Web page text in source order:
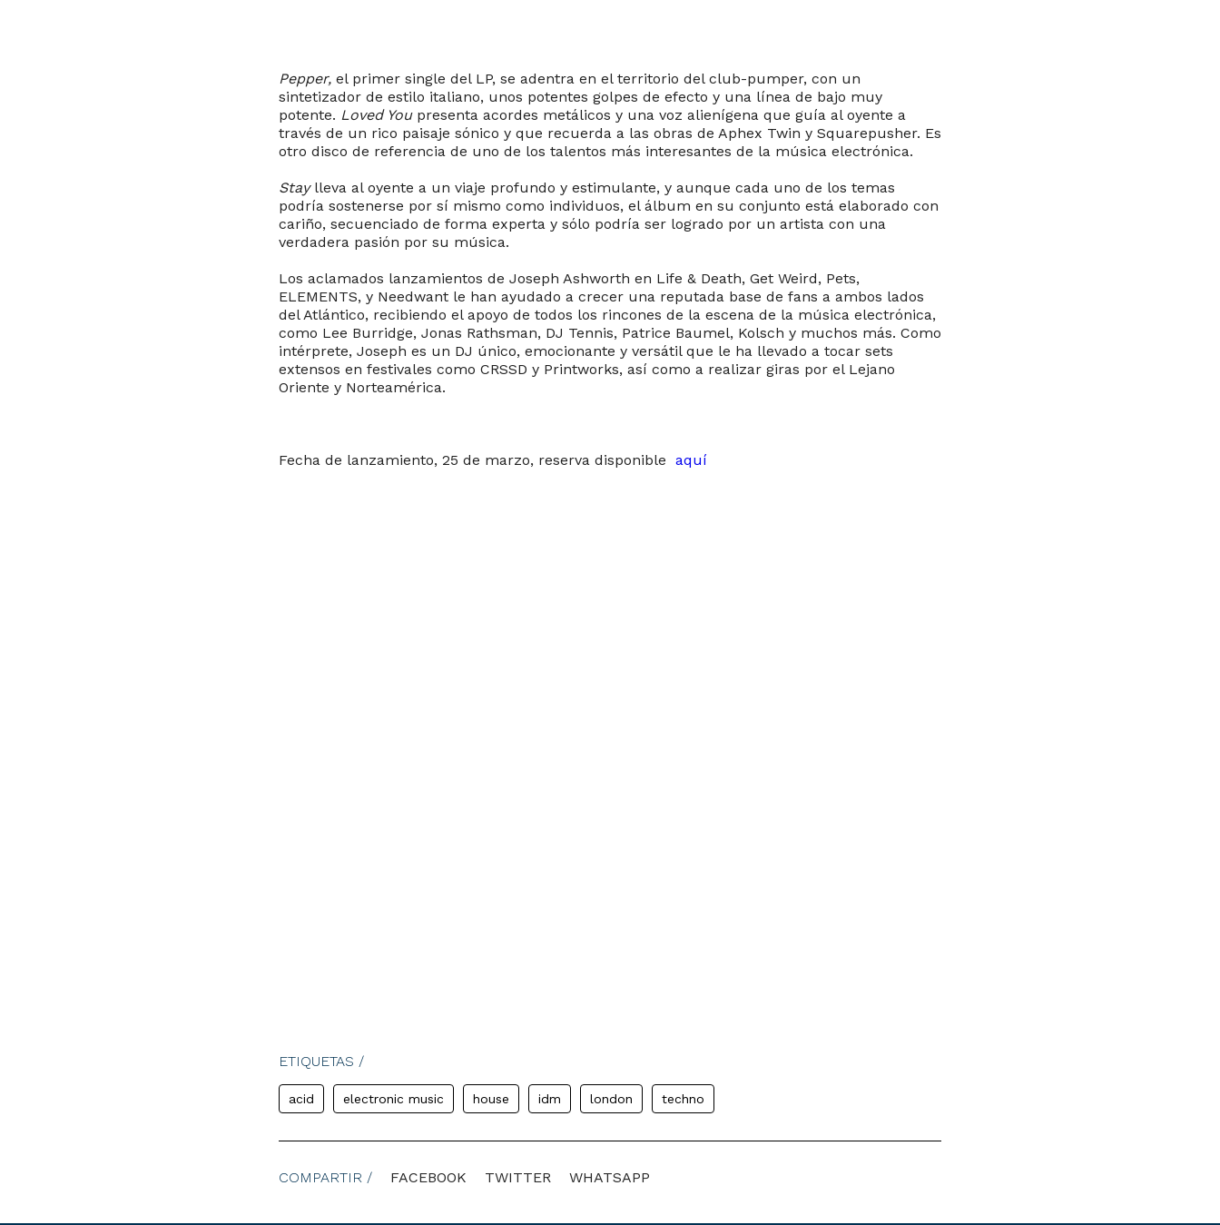
Pepper, el primer single del LP, se adentra en el territorio del club-pumper, con un
sintetizador de estilo italiano, unos potentes golpes de efecto y una línea de bajo muy
potente. Loved Youpresenta acordes metálicos y una voz alienígena que guía al oyente a
través de un rico paisaje sónico y que recuerda a las obras de Aphex Twin y Squarepusher. Es
otro disco de referencia de uno de los talentos más interesantes de la música electrónica.
Staylleva al oyente a un viaje profundo y estimulante, y aunque cada uno de los temas
podría sostenerse por sí mismo como individuos, el álbum en su conjunto está elaborado con
cariño, secuenciado de forma experta y sólo podría ser logrado por un artista con una
verdadera pasión por su música.
Los aclamados lanzamientos de Joseph Ashworth en Life & Death, Get Weird, Pets,
ELEMENTS, y Needwant le han ayudado a crecer una reputada base de fans a ambos lados
del Atlántico, recibiendo el apoyo de todos los rincones de la escena de la música electrónica,
como Lee Burridge, Jonas Rathsman, DJ Tennis, Patrice Baumel, Kolsch y muchos más. Como
intérprete, Joseph es un DJ único, emocionante y versátil que le ha llevado a tocar sets
extensos en festivales como CRSSD y Printworks, así como a realizar giras por el Lejano
Oriente y Norteamérica.
Fecha de lanzamiento, 25 de marzo, reserva disponible aquí
ETIQUETAS /
acid electronic music house idm london techno
COMPARTIR / FACEBOOK TWITTER WHATSAPP